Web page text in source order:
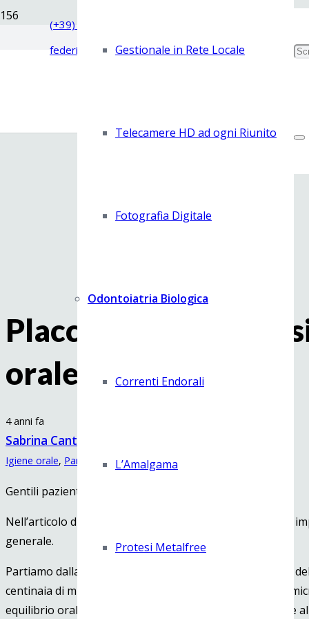
(+39) 011.67.60.80
federico.palermo@tin.itGestionale in Rete Locale
Telecamere HD ad ogni Riunito
Fotografia Digitale
Odontoiatria Biologica
Correnti Endorali
L’Amalgama
Protesi Metalfree
Placca batterica,
orale.
4 anni fa
Sabrina Cantarelli
Igiene orale, Parodontologia
Gentili pazienti bentrovati.
Nell’articolo di questa settimana si parlerà di quanto sia
generale.
Partiamo dalla definizione di placca batterica. All’interno
centinaia di migliaia) batteri che compongono il nostro
equilibrio orale, in quanto contribuiscono positivamente